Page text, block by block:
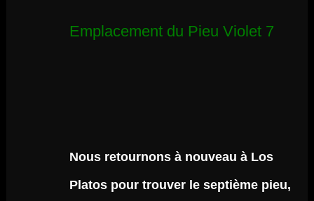
Emplacement du Pieu Violet 7
Nous retournons à nouveau à Los
Platos pour trouver le septième pieu,